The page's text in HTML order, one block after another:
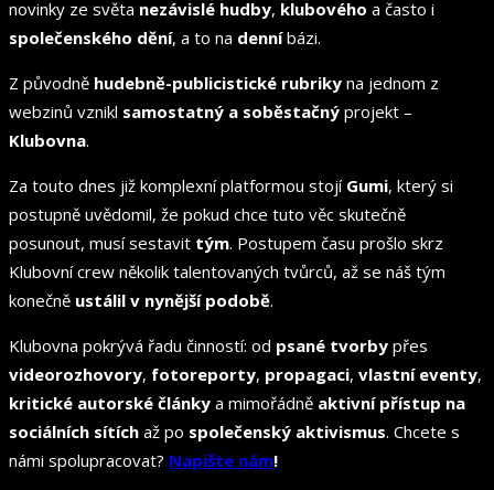
novinky ze světa nezávislé hudby, klubového a často i
společenského dění, a to na denníbázi.
Z původně hudebně-publicistické rubriky na jednom z
webzinů vznikl samostatný a soběstačný projekt –
Klubovna.
Za touto dnes již komplexní platformou stojí Gumi, který si
postupně uvědomil, že pokud chce tuto věc skutečně
posunout, musí sestavit tým. Postupem času prošlo skrz
Klubovní crew několik talentovaných tvůrců, až se náš tým
konečně ustálil v nynější podobě.
Klubovna pokrývá řadu činností: od psané tvorby přes
videorozhovory, fotoreporty, propagaci, vlastní eventy,
kritické autorské články a mimořádně aktivní přístup na
sociálních sítích až po společenský aktivismus. Chcete s
námi spolupracovat? Napište nám!